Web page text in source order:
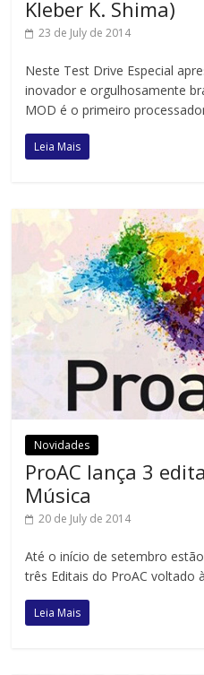
Kleber K. Shima)
23 de July de 2014
Neste Test Drive Especial
inovador e orgulhosamente
MOD é o primeiro
Leia Mais
Novidades
ProAC lança 3
Música
20 de July de 2014
Até o início de setembro
três Editais do ProAC voltado
Leia Mais